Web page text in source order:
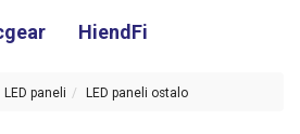
HiendFi
LED paneli LED paneli ostalo